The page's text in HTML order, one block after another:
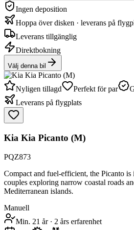
Ingen deposition
Hoppa över disken · leverans på
Leverans tillgänglig
Direktbokning
Välj denna bil
Nyligen tillagd Perfekt för par
Leverans på flygplats
Kia Kia Picanto (M)
PQZ873
Compact and fuel-efficient, the Picanto
couples exploring narrow coastal roads
Mediterranean islands.
Manuell
Min. 21 år· 2 års erfarenhet